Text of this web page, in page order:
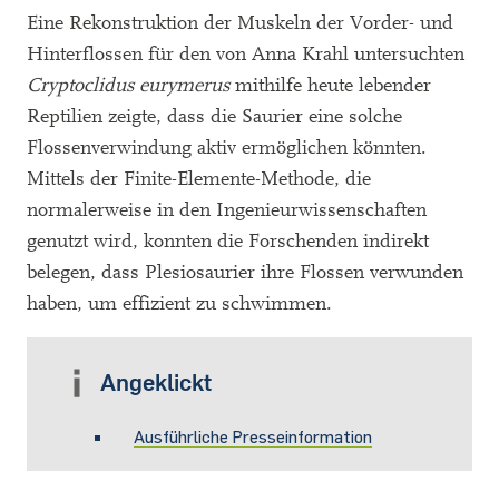
Eine Rekonstruktion der Muskeln der Vorder- und
Hinterflossen für den von Anna Krahl untersuchten
Cryptoclidus eurymerusmithilfe heute lebender
Reptilien zeigte, dass die Saurier eine solche
Flossenverwindung aktiv ermöglichen könnten.
Mittels der Finite-Elemente-Methode, die
normalerweise in den Ingenieurwissenschaften
genutzt wird, konnten die Forschenden indirekt
belegen, dass Plesiosaurier ihre Flossen verwunden
haben, um effizient zu schwimmen.
Angeklickt
Ausführliche Presseinformation